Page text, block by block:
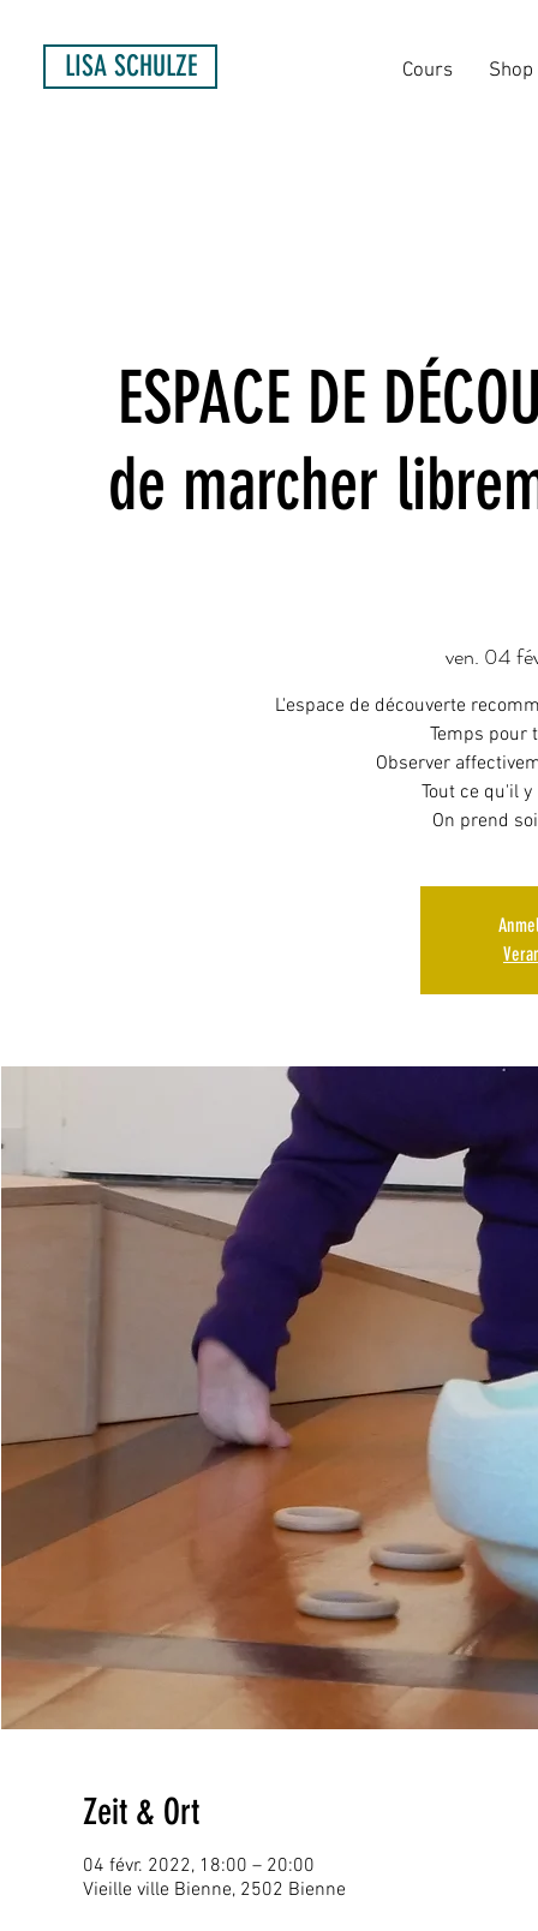
Cours Shop
LISA SCHULZE
ESPACE DE
de marcher
ven. 04
L'espace de découverte
Temps pour
Observer
Tout ce qu'il
Zeit & Ort
04 févr. 2022, 18:00 – 20:00
Vieille ville Bienne, 2502 Bienne